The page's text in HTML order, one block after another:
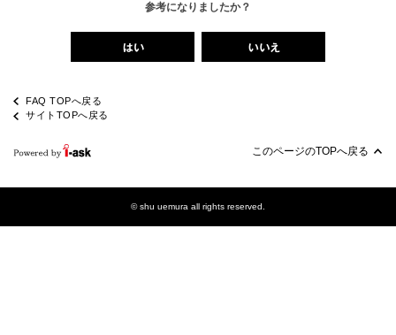
参考になりましたか？
FAQ TOPへ戻る
サイトTOPへ戻る
このページのTOPへ戻る
© shu uemura all rights reserved.